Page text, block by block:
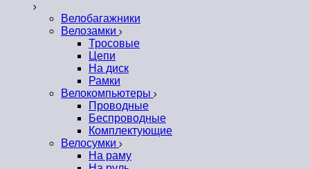
Велобагажники
Велозамки
Тросовые
Цепи
На диск
Рамки
Велокомпьютеры
Проводные
Беспроводные
Комплектующие
Велосумки
На раму